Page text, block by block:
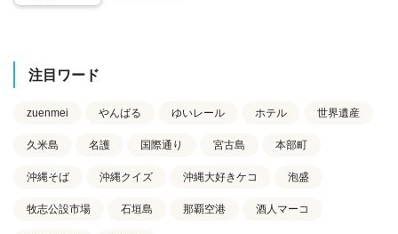
注目ワード
zuenmei やんばる ゆいレール ホテル 世界遺産
久米島 名護 国際通り 宮古島 本部町
沖縄そば 沖縄クイズ 沖縄大好きケコ 泡盛
牧志公設市場 石垣島 那覇空港 酒人マーコ